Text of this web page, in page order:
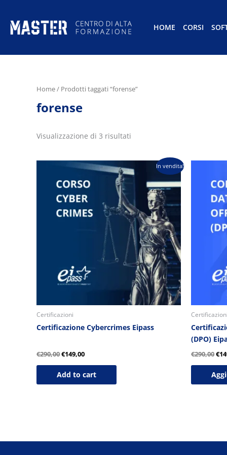
HOME CORSI
Home/ Prodotti taggati “forense”
forense
Visualizzazione di 3 risultati
In vendita!
Certificazioni
Certificazione Cybercrimes Eipass
€290,00
originale
era:
€290,00.
€149,00
Il
prezzo
attuale
è:
€149,00.
Add to cart
Certificazioni
(DPO)
€290,00€